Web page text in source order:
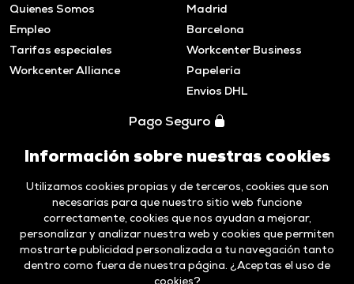
Quienes Somos
Empleo
Tarifas especiales
Workcenter Alliance
Madrid
Barcelona
Workcenter Business
Papelería
Envios DHL
Pago Seguro
Información sobre nuestras cookies
Utilizamos cookies propias y de terceros, cookies que son
necesarias para que nuestro sitio web funcione
correctamente, cookies que nos ayudan a mejorar,
personalizar y analizar nuestra web y cookies que permiten
mostrarte publicidad personalizada a tu navegación tanto
dentro como fuera de nuestra página. ¿Aceptas el uso de
cookies?